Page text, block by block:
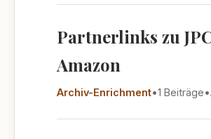
Partnerlinks zu
Amazon
Archiv-Enrichment•1 Beiträge•